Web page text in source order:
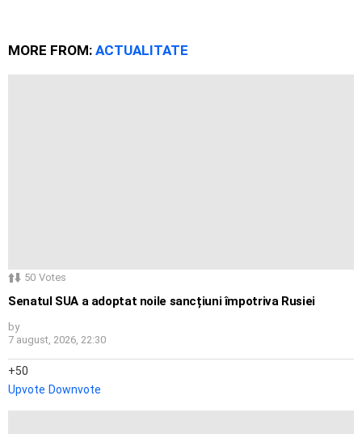
MORE FROM: ACTUALITATE
50 Votes
Senatul SUA a adoptat noile sancțiuni împotriva Rusiei
by
7 august, 2026, 22:30
50
Upvote Downvote